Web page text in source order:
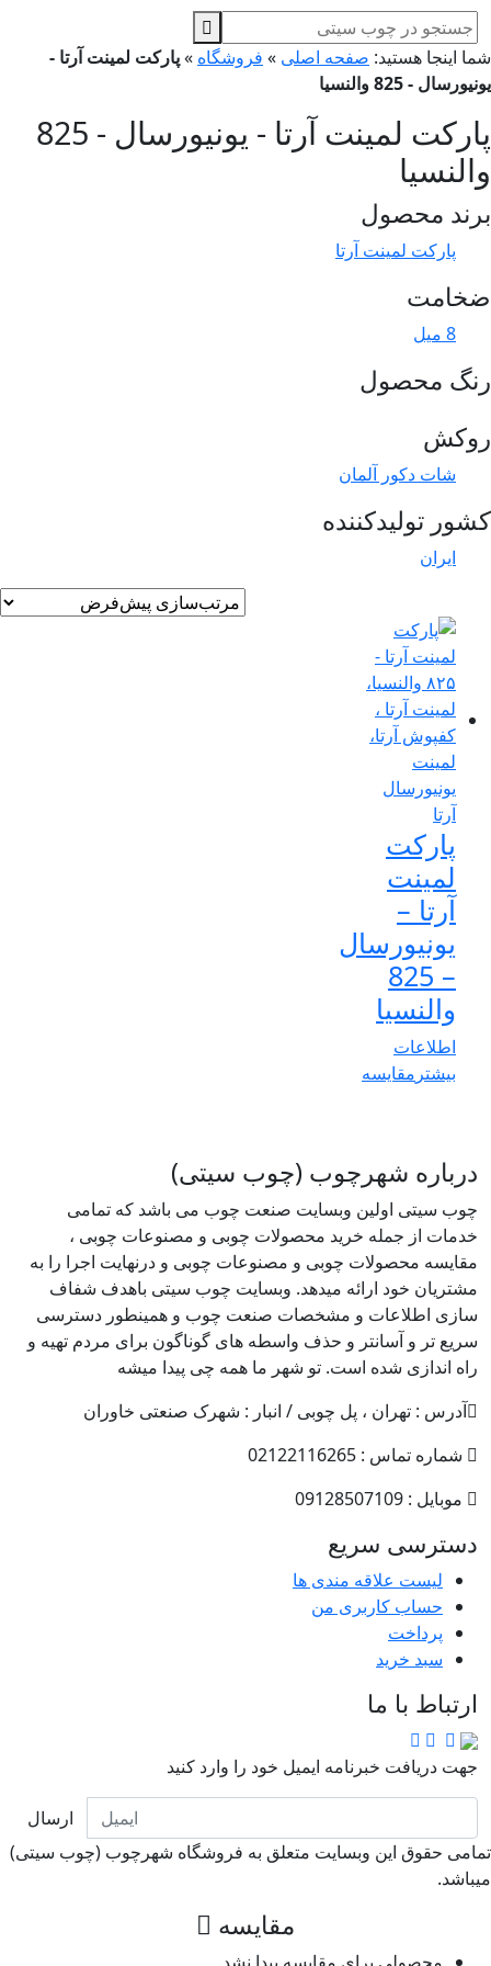
اینجا هستید:صفحه اصلی» فروشگاه» پارکت لمینت آرتا -
- 825 والنسیا
پارکت لمینت آرتا - یونیورسال - 825
محصول
پارکت لمینت آرتا
محصول
شات دکور آلمان
تولیدکننده
ایران
پارکت
لمینت
آرتا –
یونیورسال
– 825
والنسیا
اطلاعات
بیشترمقایسه
درباره شهرچوب (چوب سیتی)
چوب سیتی اولین وبسایت صنعت چوب می باشد که تمامی
خدمات از جمله خرید محصولات چوبی و مصنوعات چوبی ،
مقایسه محصولات چوبی و مصنوعات چوبی و درنهایت اجرا را به
مشتریان خود ارائه میدهد. وبسایت چوب سیتی باهدف شفاف
سازی اطلاعات و مشخصات صنعت چوب و همینطور دسترسی
سریع تر و آسانتر و حذف واسطه های گوناگون برای مردم تهیه و
راه اندازی شده است. تو شهر ما همه چی پیدا میشه
آدرس : تهران ، پل چوبی / انبار : شهرک صنعتی خاوران
شماره تماس : 02122116265
موبایل : 09128507109
دسترسی سریع
لیست علاقه مندی ها
حساب کاربری من
پرداخت
سبد خرید
ارتباط با ما
جهت دریافت خبرنامه ایمیل خود را وارد کنید
ارسال
حقوق این وبسایت متعلق به فروشگاه شهرچوب (چوب سیتی)
مقایسه
محصولی برای مقایسه پیدا نشد.